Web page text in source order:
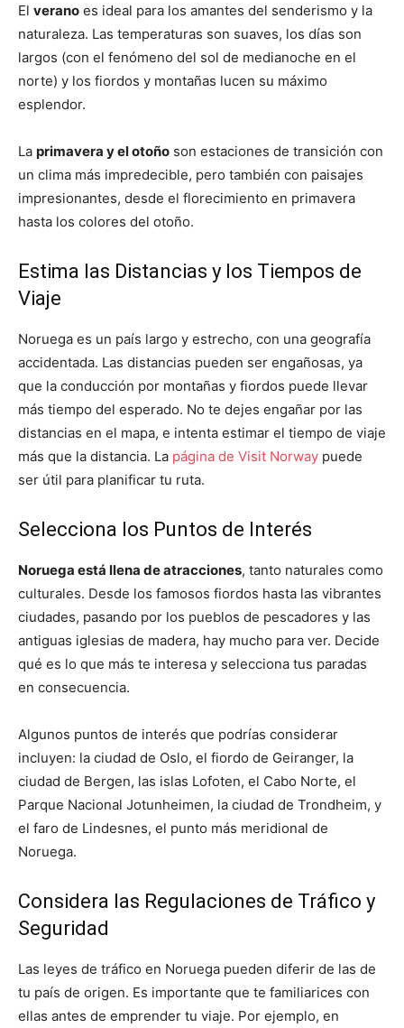
El verano es ideal para los amantes del senderismo y la
naturaleza. Las temperaturas son suaves, los días son
largos (con el fenómeno del sol de medianoche en el
norte) y los fiordos y montañas lucen su máximo
esplendor.
La primavera y el otoño son estaciones de transición con
un clima más impredecible, pero también con paisajes
impresionantes, desde el florecimiento en primavera
hasta los colores del otoño.
Estima las Distancias y los Tiempos de
Viaje
Noruega es un país largo y estrecho, con una geografía
accidentada. Las distancias pueden ser engañosas, ya
que la conducción por montañas y fiordos puede llevar
más tiempo del esperado. No te dejes engañar por las
distancias en el mapa, e intenta estimar el tiempo de viaje
más que la distancia. La página de Visit Norway puede
ser útil para planificar tu ruta.
Selecciona los Puntos de Interés
Noruega está llena de atracciones, tanto naturales como
culturales. Desde los famosos fiordos hasta las vibrantes
ciudades, pasando por los pueblos de pescadores y las
antiguas iglesias de madera, hay mucho para ver. Decide
qué es lo que más te interesa y selecciona tus paradas
en consecuencia.
Algunos puntos de interés que podrías considerar
incluyen: la ciudad de Oslo, el fiordo de Geiranger, la
ciudad de Bergen, las islas Lofoten, el Cabo Norte, el
Parque Nacional Jotunheimen, la ciudad de Trondheim, y
el faro de Lindesnes, el punto más meridional de
Noruega.
Considera las Regulaciones de Tráfico y
Seguridad
Las leyes de tráfico en Noruega pueden diferir de las de
tu país de origen. Es importante que te familiarices con
ellas antes de emprender tu viaje. Por ejemplo, en